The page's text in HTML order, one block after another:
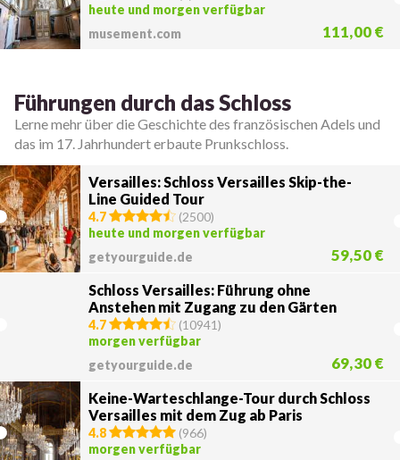
heute und morgen verfügbar
musement.com
111,00 €
Führungen durch das Schloss
Lerne mehr über die Geschichte des französischen Adels und
das im 17. Jahrhundert erbaute Prunkschloss.
Versailles: Schloss Versailles Skip-the-
Line Guided Tour
4.7 (2500)
heute und morgen verfügbar
getyourguide.de
59,50 €
Schloss Versailles: Führung ohne
Anstehen mit Zugang zu den Gärten
4.7 (10941)
morgen verfügbar
getyourguide.de
69,30 €
Keine-Warteschlange-Tour durch Schloss
Versailles mit dem Zug ab Paris
4.8 (966)
morgen verfügbar